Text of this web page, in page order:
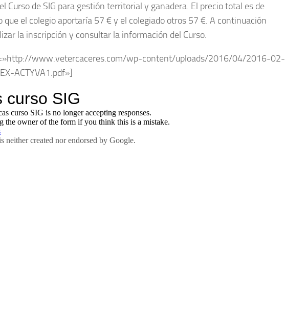
Curso de SIG para gestión territorial y ganadera. El precio total es de
que el colegio aportaría 57 € y el colegiado otros 57 €. A continuación
la inscripción y consultar la información del Curso.
www.vetercaceres.com/wp-content/uploads/2016/04/2016-02-
ACTYVA1.pdf»]